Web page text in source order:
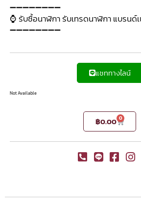
➖➖➖➖➖➖➖➖
⌚ รับซื้อนาฬิกา รับเทรดนาฬิกา แบรนด์
➖➖➖➖➖➖➖➖
แชททางไลน์
Not Available
฿0.00 0